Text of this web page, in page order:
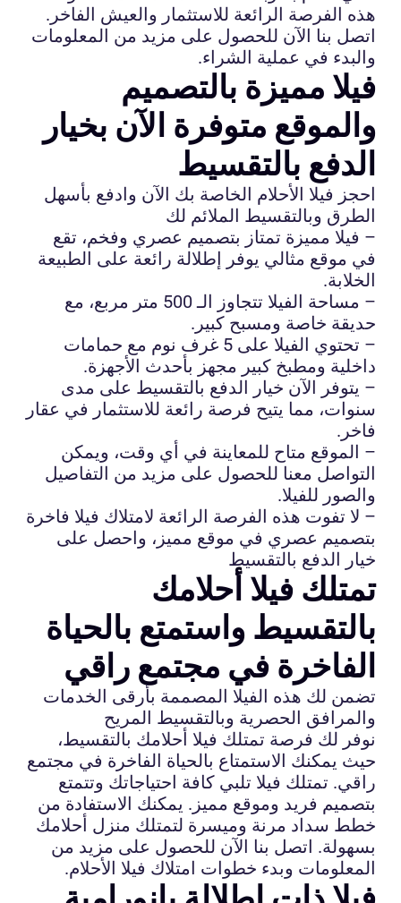
هذه الفرصة الرائعة للاستثمار والعيش الفاخر.
اتصل بنا الآن للحصول على مزيد من المعلومات
والبدء في عملية الشراء.
فيلا مميزة بالتصميم
والموقع متوفرة الآن بخيار
الدفع بالتقسيط
احجز فيلا الأحلام الخاصة بك الآن وادفع بأسهل
الطرق وبالتقسيط الملائم لك
– فيلا مميزة تمتاز بتصميم عصري وفخم، تقع
في موقع مثالي يوفر إطلالة رائعة على الطبيعة
الخلابة.
– مساحة الفيلا تتجاوز الـ 500 متر مربع، مع
حديقة خاصة ومسبح كبير.
– تحتوي الفيلا على 5 غرف نوم مع حمامات
داخلية ومطبخ كبير مجهز بأحدث الأجهزة.
– يتوفر الآن خيار الدفع بالتقسيط على مدى
سنوات، مما يتيح فرصة رائعة للاستثمار في عقار
فاخر.
– الموقع متاح للمعاينة في أي وقت، ويمكن
التواصل معنا للحصول على مزيد من التفاصيل
والصور للفيلا.
– لا تفوت هذه الفرصة الرائعة لامتلاك فيلا فاخرة
بتصميم عصري في موقع مميز، واحصل على
خيار الدفع بالتقسيط
تمتلك فيلا أحلامك
بالتقسيط واستمتع بالحياة
الفاخرة في مجتمع راقي
تضمن لك هذه الفيلا المصممة بأرقى الخدمات
والمرافق الحصرية وبالتقسيط المريح
نوفر لك فرصة تمتلك فيلا أحلامك بالتقسيط،
حيث يمكنك الاستمتاع بالحياة الفاخرة في مجتمع
راقي. تمتلك فيلا تلبي كافة احتياجاتك وتتمتع
بتصميم فريد وموقع مميز. يمكنك الاستفادة من
خطط سداد مرنة وميسرة لتمتلك منزل أحلامك
بسهولة. اتصل بنا الآن للحصول على مزيد من
المعلومات وبدء خطوات امتلاك فيلا الأحلام.